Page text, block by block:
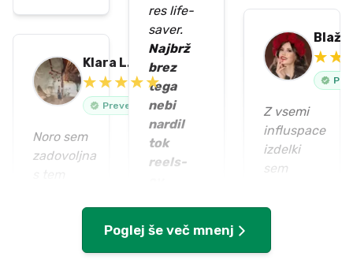
Klara L.
Preverjeno
Noro sem
zadovoljna
ustvarjanjem
res life-
saver.
Najbrž
brez
tega
nebi
nardil
tok
reels-
taprava
stvar za
Z vsemi
influspace
izdelki
sem
zadovoljna.
Poglej še več mnenj